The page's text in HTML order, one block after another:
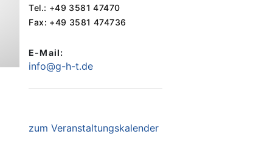
Tel.: +49 3581 47470
Fax: +49 3581 474736
E-Mail:
info@g-h-t.de
zum Veranstaltungskalender